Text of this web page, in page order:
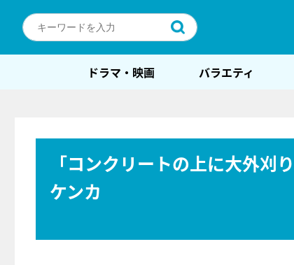
ドラマ・映画 バラエティ
「コンクリートの上に大外刈
ケンカ